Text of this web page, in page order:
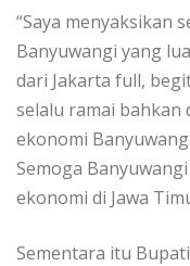
“Saya menyaksikan
Banyuwangi yang
dari Jakarta full,
selalu ramai bahkan
ekonomi
Semoga
ekonomi di Jawa
Sementara itu